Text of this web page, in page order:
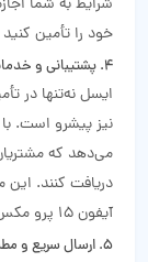
شرایط به شما
خود را تأمین
4. پشتیبانی و خدمات پس از فروش
ایسل نه‌تنها در
نیز پیشرو است.
می‌دهد که
دریافت کنند.
آیفون 15 پرو مکس یا شیائومی 14 پرو اهمیت زیادی دارد.
5. ارسال سریع و مطمئن